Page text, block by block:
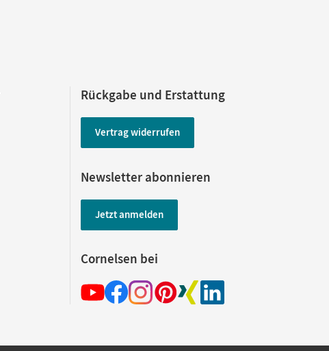
Rückgabe und Erstattung
Vertrag widerrufen
Newsletter abonnieren
Jetzt anmelden
Cornelsen bei